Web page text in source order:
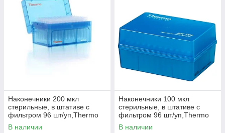
Наконечники 200 мкл
стерильные, в штативе с
фильтром 96 шт/уп,Thermo
Scientific (Кат. № 2149P-HR)
В наличии
Наконечники 100 мкл
стерильные, в штативе с
фильтром 96 шт/уп,Thermo
Scientific (Кат. № 2065E-HR)
В наличии